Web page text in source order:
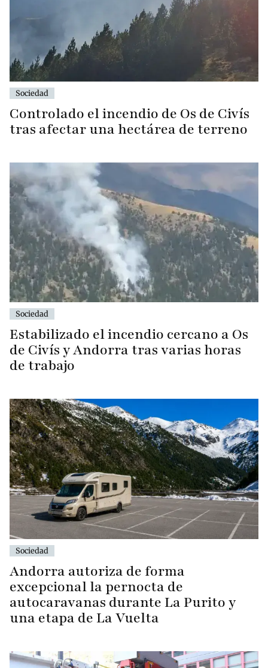
Sociedad
Controlado el incendio de Os de Civís
tras afectar una hectárea de terreno
Sociedad
Estabilizado el incendio cercano a Os
de Civís y Andorra tras varias horas
de trabajo
Sociedad
Andorra autoriza de forma
excepcional la pernocta de
autocaravanas durante La Purito y
una etapa de La Vuelta